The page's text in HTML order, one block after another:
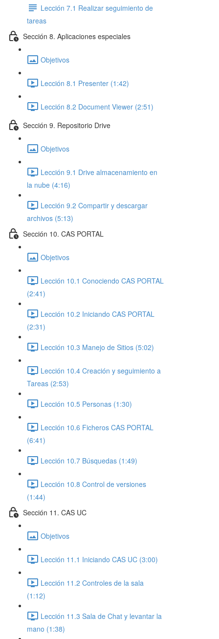
Lección 7.1 Realizar seguimiento de
tareas
Sección 8. Aplicaciones especiales
Objetivos
Lección 8.1 Presenter (1:42)
Lección 8.2 Document Viewer (2:51)
Sección 9. Repositorio Drive
Objetivos
Lección 9.1 Drive almacenamiento en
la nube (4:16)
Lección 9.2 Compartir y descargar
archivos (5:13)
Sección 10. CAS PORTAL
Objetivos
Lección 10.1 Conociendo CAS PORTAL
(2:41)
Lección 10.2 Iniciando CAS PORTAL
(2:31)
Lección 10.3 Manejo de Sitios (5:02)
Lección 10.4 Creación y seguimiento a
Tareas (2:53)
Lección 10.5 Personas (1:30)
Lección 10.6 Ficheros CAS PORTAL
(6:41)
Lección 10.7 Búsquedas (1:49)
Lección 10.8 Control de versiones
(1:44)
Sección 11. CAS UC
Objetivos
Lección 11.1 Iniciando CAS UC (3:00)
Lección 11.2 Controles de la sala
(1:12)
Lección 11.3 Sala de Chat y levantar la
mano (1:38)